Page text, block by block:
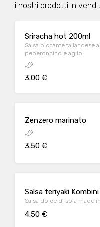
i nostri prodotti in
Sriracha hot 200ml
Salsa piccante tailandese
peperoncino e aglio
3.00 €
Zenzero marinato
3.50 €
Salsa teriyaki
Salsa dolce di soia made
4.50 €